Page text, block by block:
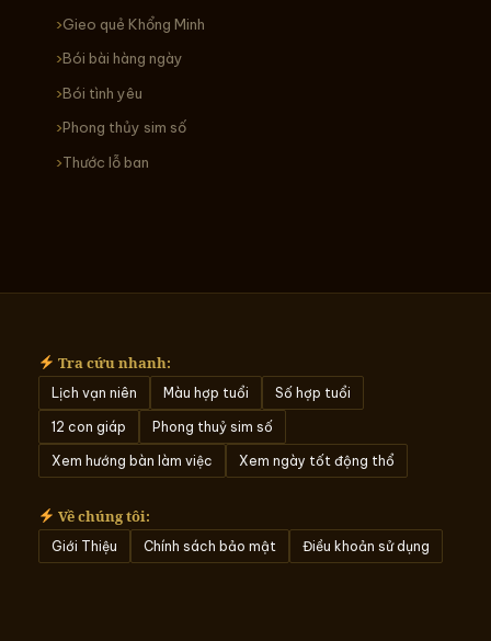
Gieo quẻ Khổng Minh
Bói bài hàng ngày
Bói tình yêu
Phong thủy sim số
Thước lỗ ban
Tra cứu nhanh:
Lịch vạn niên Màu hợp tuổi Số hợp tuổi
12 con giáp Phong thuỷ sim số
Xem hướng bàn làm việc Xem ngày tốt động thổ
Về chúng tôi:
Giới Thiệu Chính sách bảo mật Điều khoản sử dụng